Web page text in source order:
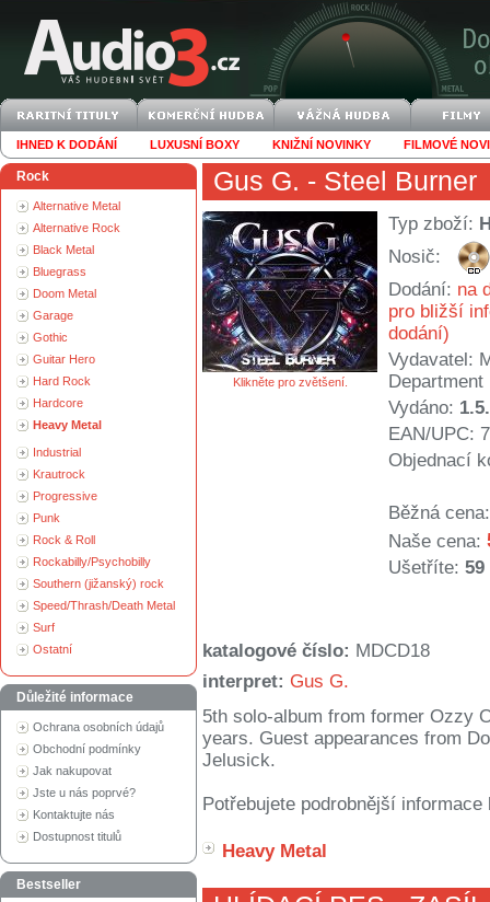
IHNED K DODÁNÍ LUXUSNÍ BOXY KNIŽNÍ NOVINKY FILMOVÉ
Rock
Alternative Metal
Alternative Rock
Black Metal
Bluegrass
Doom Metal
Garage
Gothic
Guitar Hero
Hard Rock
Hardcore
Heavy Metal
Industrial
Krautrock
Progressive
Punk
Rock & Roll
Rockabilly/Psychobilly
Southern (jižanský) rock
Speed/Thrash/Death Metal
Surf
Ostatní
Důležité informace
Ochrana osobních údajů
Obchodní podmínky
Jak nakupovat
Jste u nás poprvé?
Kontaktujte nás
Dostupnost titulů
Bestseller
Gus G. - Steel Burner
Klikněte pro zvětšení.
Typ zboží:
Nosič:
Dodání: na
pro bližší
dodání)
Vydavatel:
Department
Vydáno:
EAN/UPC:
Objednací
Běžná cena:
Naše cena:
Ušetříte: 59
katalogové číslo: MDCD18
interpret: Gus G.
5th solo-album from former Ozzy
years. Guest appearances from
Jelusick.
Potřebujete podrobnější
Heavy Metal